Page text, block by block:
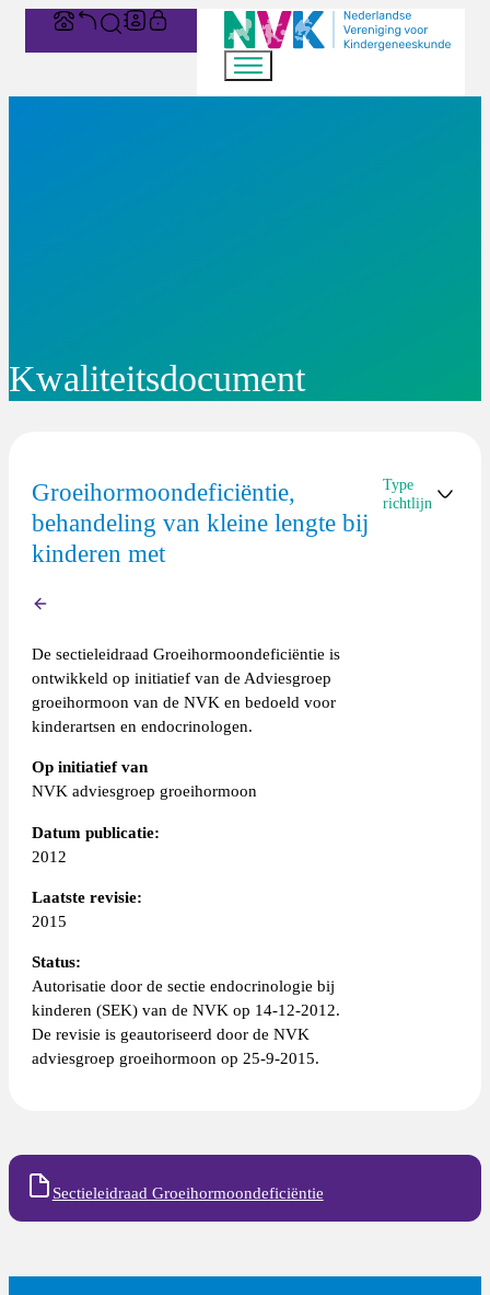
Kwaliteitsdocument
Groeihormoondeficiëntie,
behandeling van kleine lengte bij
kinderen met
De sectieleidraad Groeihormoondeficiëntie is
ontwikkeld op initiatief van de Adviesgroep
groeihormoon van de NVK en bedoeld voor
kinderartsen en endocrinologen.
Op initiatief van
NVK adviesgroep groeihormoon
Datum publicatie:
2012
Laatste revisie:
2015
Status:
Autorisatie door de sectie endocrinologie bij
kinderen (SEK) van de NVK op 14-12-2012.
De revisie is geautoriseerd door de NVK
adviesgroep groeihormoon op 25-9-2015.
Type
richtlijn
Sectieleidraad Groeihormoondeficiëntie